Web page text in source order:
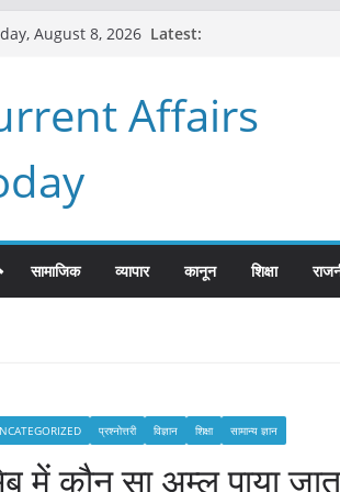
August 8, 2026 Latest:
Affairs
सामाजिक व्यापार कानून शिक्षा
प्रश्नोत्तरी विज्ञान शिक्षा सामान्य ज्ञान
में कौन सा अम्ल पाया